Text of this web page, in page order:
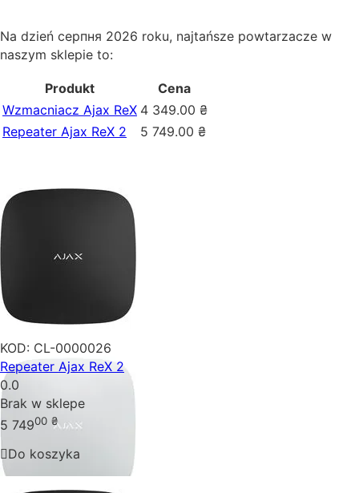
Na dzień серпня 2026 roku, najtańsze powtarzacze w
naszym sklepie to:
Produkt
Cena
Wzmacniacz Ajax ReX 4 349.00 ₴
Repeater Ajax ReX 2
5 749.00 ₴
KOD: CL-0000026
Repeater Ajax ReX 2
0.0
Brak w sklepe
5 74900 ₴
Do koszyka